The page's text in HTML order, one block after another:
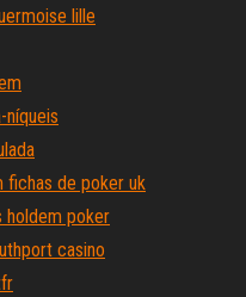
lille
níqueis
fichas de poker uk
holdem poker
casino